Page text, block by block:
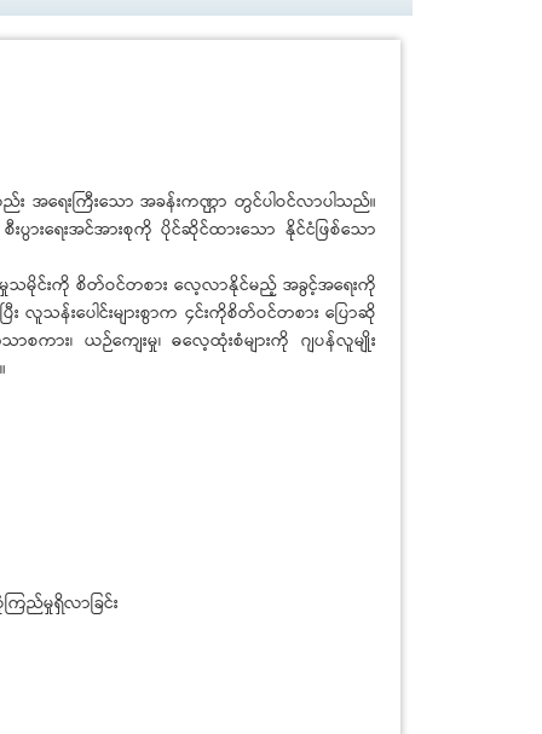
အရေးကြီးသော အခန်းကဏ္ဌာ တွင်ပါဝင်လာပါသည်။
ားရေးအင်အားစုကို ပိုင်ဆိုင်ထားသော နိုင်ငံဖြစ်သော
းမှုသမိုင်းကို စိတ်ဝင်တစား လေ့လာနိုင်မည့် အခွင့်အရေးကို
သန်းပေါင်းများစွာက ၄င်းကိုစိတ်ဝင်တစား ပြောဆို
ား၊ ယဉ်ကျေးမှု၊ ဓလေ့ထုံးစံများကို ဂျပန်လူမျိုး
ြည်မှုရှိလာခြင်း